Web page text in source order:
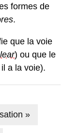
formes de
.
que la voie
) ou que le
a la voie).
»